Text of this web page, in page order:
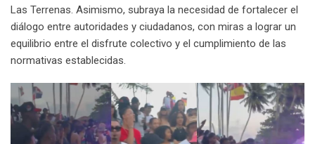
Las Terrenas. Asimismo, subraya la necesidad de fortalecer el
diálogo entre autoridades y ciudadanos, con miras a lograr un
equilibrio entre el disfrute colectivo y el cumplimiento de las
normativas establecidas.